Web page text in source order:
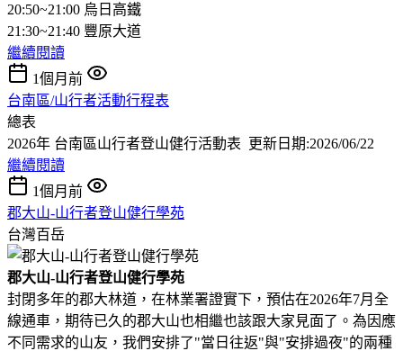
20:50~21:00 烏日高鐵
21:30~21:40 豐原大道
繼續閱讀
1個月前
台南區/山行者活動行程表
總表
2026年 台南區山行者登山健行活動表 更新日期:2026/06/22
繼續閱讀
1個月前
郡大山-山行者登山健行學苑
台灣百岳
郡大山-山行者登山健行學苑
封閉多年的郡大林道，在林業署證實下，預估在2026年7月全
線通車，期待已久的郡大山也相繼也該跟大家見面了。為因應
不同需求的山友，我們安排了"當日往返"與"安排過夜"的兩種